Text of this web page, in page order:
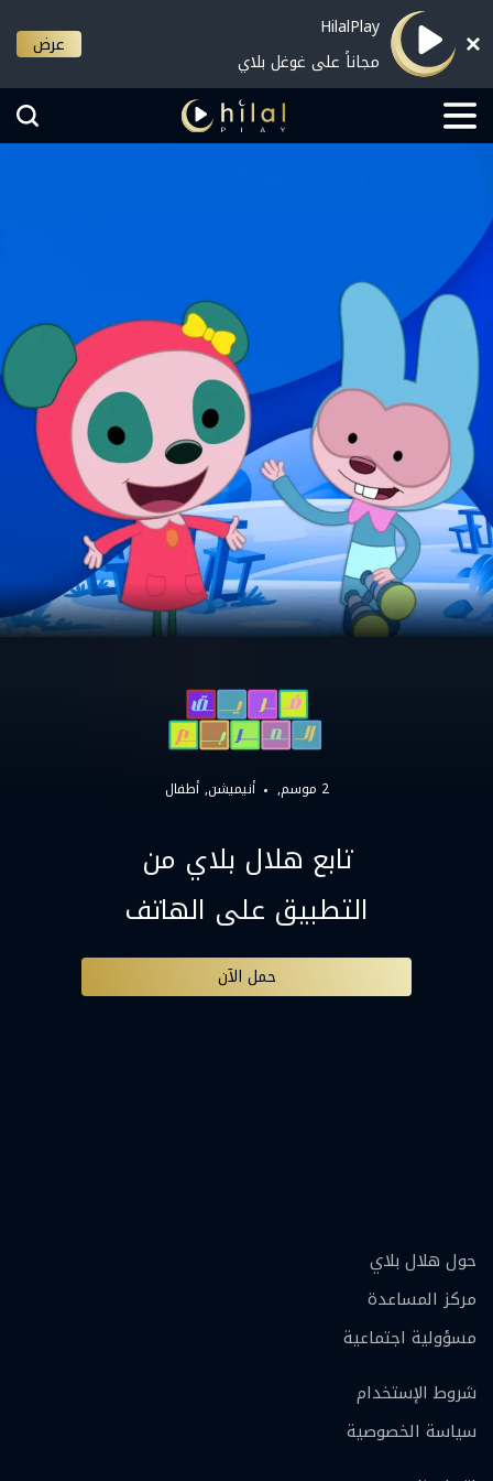
HilalPlay
مجاناً على غوغل بلاي
عرض
2 موسم, أنيميشن أطفال
تابع هلال بلاي من
التطبيق على الهاتف
حمل الآن
حول هلال بلاي
مركز المساعدة
مسؤولية اجتماعية
شروط الإستخدام
سياسة الخصوصية